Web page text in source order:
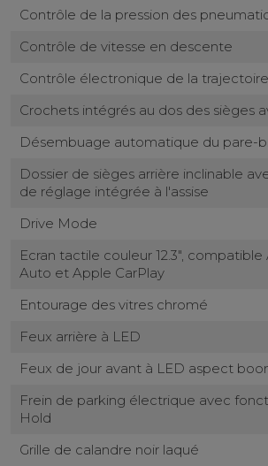
Contrôle de la pression des
Contrôle de vitesse en descente
Contrôle électronique de la trajectoire
Crochets intégrés au dos des sièges
Désembuage automatique du pare-
Dossier de sièges arrière inclinable
de réglage intégrée à l'assise
Drive Mode
Ecran tactile couleur 12.3", compatible
Auto et Apple CarPlay
Entourage des vitres chromé
Feux arrière à LED
Feux de jour avant à LED aspect
Frein de parking électrique avec
Hold
Grille de calandre noir laqué